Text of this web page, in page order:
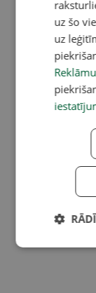
uz šo
uz